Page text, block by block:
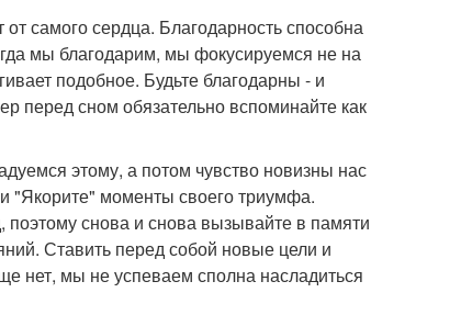
самого сердца. Благодарность способна
мы благодарим, мы фокусируемся не на
подобное. Будьте благодарны - и
перед сном обязательно вспоминайте как
этому, а потом чувство новизны нас
"Якорите" моменты своего триумфа.
снова и снова вызывайте в памяти
Ставить перед собой новые цели и
нет, мы не успеваем сполна насладиться